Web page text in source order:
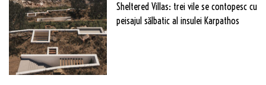
Sheltered Villas: trei vile se contopesc cu
peisajul sălbatic al insulei Karpathos